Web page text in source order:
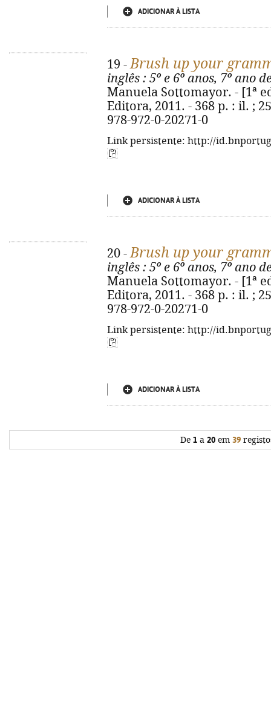
ADICIONAR À LISTA
19 -Brush up your
inglês : 5º e 6º anos, 7º ano
Manuela Sottomayor. - [1ª
Editora, 2011. - 368 p. : il. ;
978-972-0-20271-0
Link persistente: http://
ADICIONAR À LISTA
20 -Brush up your
inglês : 5º e 6º anos, 7º ano
Manuela Sottomayor. - [1ª
Editora, 2011. - 368 p. : il. ;
978-972-0-20271-0
Link persistente: http://
ADICIONAR À LISTA
De 1a 20em 39